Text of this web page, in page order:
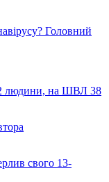
Головний
людини, на ШВЛ 38
свого 13-